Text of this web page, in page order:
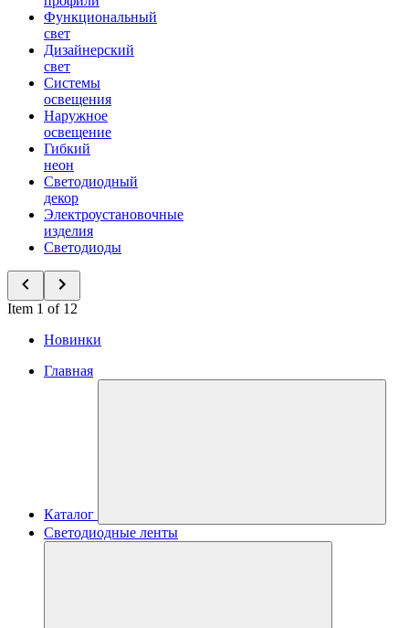
Функциональный
свет
Дизайнерский
свет
Системы
освещения
Наружное
освещение
Гибкий
неон
Светодиодный
декор
Электроустановочные
изделия
Светодиоды
Item 1 of 12
Новинки
Главная
Каталог
Светодиодные ленты